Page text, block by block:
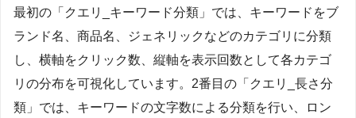
最初の「クエリ_キーワード分類」では、キーワードをブ
ランド名、商品名、ジェネリックなどのカテゴリに分類
し、横軸をクリック数、縦軸を表示回数として各カテゴ
リの分布を可視化しています。2番目の「クエリ_長さ分
類」では、キーワードの文字数による分類を行い、ロン